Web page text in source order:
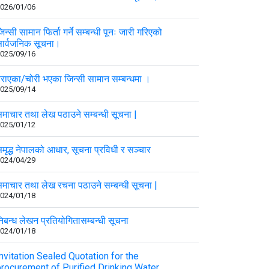
01/06
सामान फिर्ता गर्ने सम्बन्धी पूनः जारी गरिएको
सूचना।
09/16
चोरी भएका जिन्सी सामान सम्बन्धमा ।
09/14
तथा लेख पठाउने सम्बन्धी सूचना |
01/12
नेपालको आधार, सूचना प्रविधी र सञ्चार
04/29
तथा लेख रचना पठाउने सम्बन्धी सूचना |
01/18
लेखन प्रतियोगितासम्बन्धी सूचना
01/18
Sealed Quotation for the